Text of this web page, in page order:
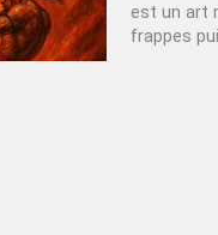
est un art
frappes